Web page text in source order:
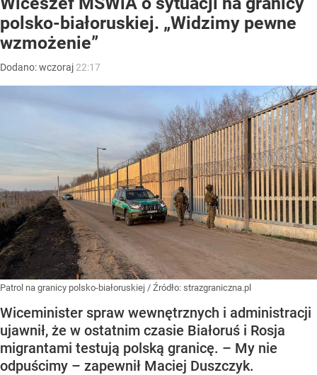
polsko-białoruskiej. „Widzimy pewne
wzmożenie”
Dodano:wczoraj 22:17
Patrol na granicy polsko-białoruskiej / Źródło: strazgraniczna.pl
Wiceminister spraw wewnętrznych i administracji
ujawnił, że w ostatnim czasie Białoruś i Rosja
migrantami testują polską granicę. – My nie
odpuścimy – zapewnił Maciej Duszczyk.